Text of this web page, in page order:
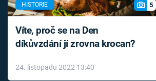
HISTORIE 5
Víte, proč se na Den
díkůvzdání jí zrovna krocan?
24. listopadu 2022 13:40